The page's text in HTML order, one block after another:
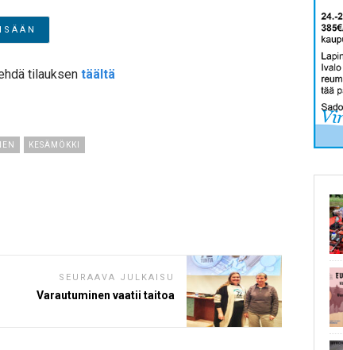
tilauksen täältä
KESÄMÖKKI
SEURAAVA JULKAISU
Varautuminen vaatii taitoa